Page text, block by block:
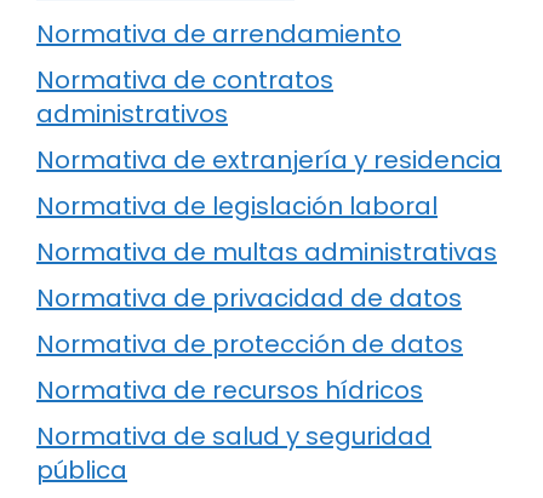
Normativa de arrendamiento
Normativa de contratos
administrativos
Normativa de extranjería y residencia
Normativa de legislación laboral
Normativa de multas administrativas
Normativa de privacidad de datos
Normativa de protección de datos
Normativa de recursos hídricos
Normativa de salud y seguridad
pública